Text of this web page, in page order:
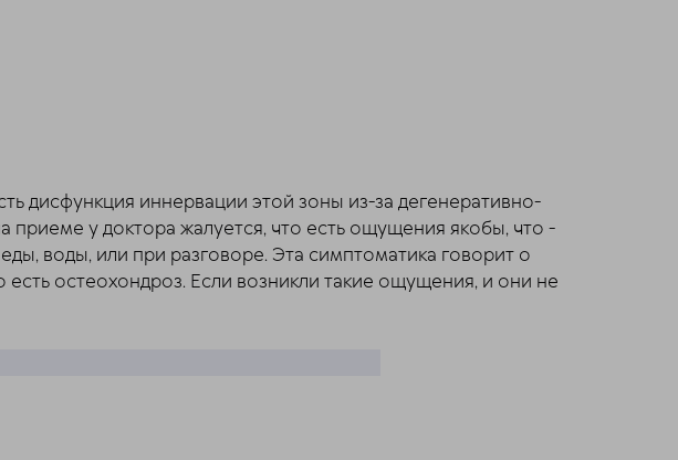
дисфункция иннервации этой зоны из-за дегенеративно-
у доктора жалуется, что есть ощущения якобы, что -
воды, или при разговоре. Эта симптоматика говорит о
остеохондроз. Если возникли такие ощущения, и они не